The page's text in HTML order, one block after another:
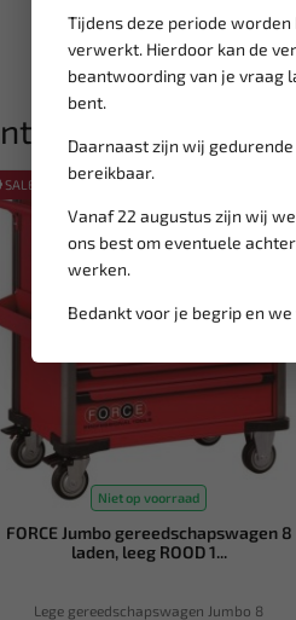
Tijdens deze periode
verwerkt. Hierdoor kan de
beantwoording van je vraag
bent.
Daarnaast zijn wij
bereikbaar.
Vanaf 22 augustus zijn wij
ons best om eventuele
werken.
Bedankt voor je begrip en
SALE!
Niet op voorraad
FORCE Jumbo gereedschapswagen 8
laden, leeg ROOD 1...
Lege gereedschapswagen Jumbo 8